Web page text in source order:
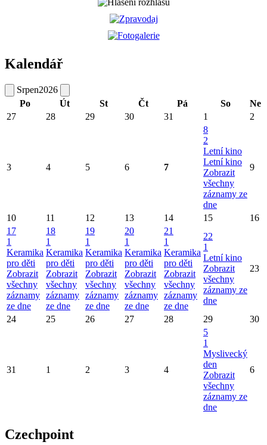
Kalendář
Srpen2026
Po
Út St Čt Pá So
Ne
27
28 29 30 31 1 2
3 4 5 6 7
8
2
Letní kino
Letní kino
Zobrazit
všechny
záznamy ze
dne
9
10 11 12 13 14 15
16
17
1
Keramika
pro děti
Zobrazit
všechny
záznamy
ze dne
18
1
Keramika
pro děti
Zobrazit
všechny
záznamy
ze dne
19
1
Keramika
pro děti
Zobrazit
všechny
záznamy
ze dne
20
1
Keramika
pro děti
Zobrazit
všechny
záznamy
ze dne
21
1
Keramika
pro děti
Zobrazit
všechny
záznamy
ze dne
22
1
Letní kino
Zobrazit
všechny
záznamy ze
dne
23
24 25 26 27 28 29 30
31 1 2 3 4
5
1
Myslivecký
den
Zobrazit
všechny
záznamy ze
dne
6
Czechpoint